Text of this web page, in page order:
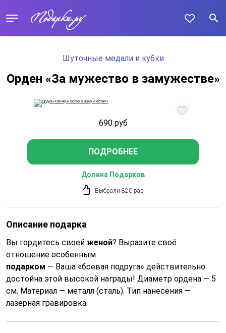
Шуточные медали и кубки
Орден «За мужество в замужестве»
690 руб
ПОДРОБНЕЕ
Долина Подарков
Выбрали 820 раз
Описание подарка
Вы гордитесь своей женой? Выразите своё
отношение особенным
подарком — Ваша «боевая подруга» действительно
достойна этой высокой награды! Диаметр ордена — 5
см. Материал — металл (сталь). Тип нанесения —
лазерная гравировка.